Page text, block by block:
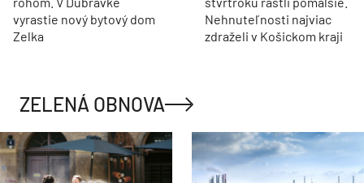
vyrastie nový bytový dom
Zelka
Nehnuteľnosti najviac
zdraželi v Košickom kraji
ZELENÁ OBNOVA